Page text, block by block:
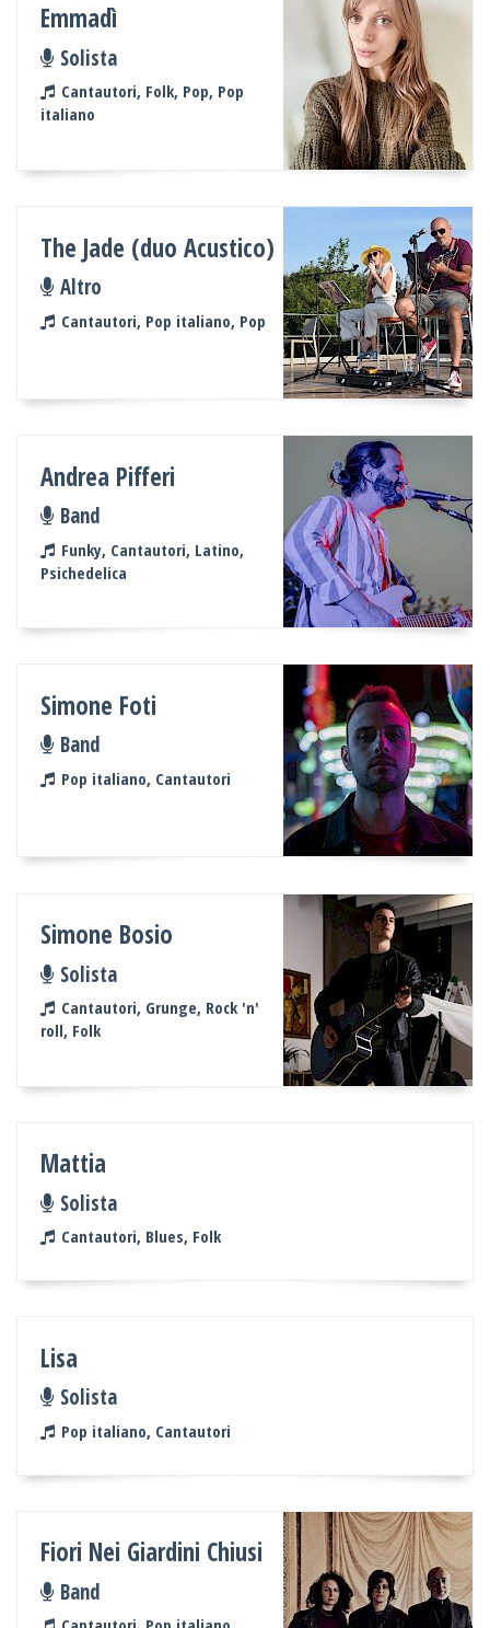
Emmadì
Solista
Cantautori, Folk, Pop, Pop
italiano
The Jade (duo Acustico)
Altro
Cantautori, Pop italiano, Pop
Andrea Pifferi
Band
Funky, Cantautori, Latino,
Psichedelica
Simone Foti
Band
Pop italiano, Cantautori
Simone Bosio
Solista
Cantautori, Grunge, Rock 'n'
roll, Folk
Mattia
Solista
Cantautori, Blues, Folk
Lisa
Solista
Pop italiano, Cantautori
Fiori Nei Giardini Chiusi
Band